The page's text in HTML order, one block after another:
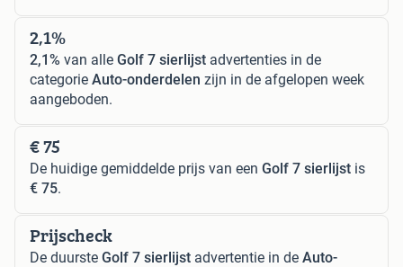
2,1%
2,1% van alle Golf 7 sierlijst advertenties in de
categorie Auto-onderdelen zijn in de afgelopen week
aangeboden.
€ 75
De huidige gemiddelde prijs van een Golf 7 sierlijst is
€ 75.
Prijscheck
De duurste Golf 7 sierlijst advertentie in de Auto-